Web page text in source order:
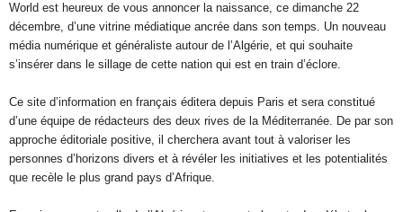
World est heureux de vous annoncer la naissance, ce dimanche 22
décembre, d’une vitrine médiatique ancrée dans son temps. Un nouveau
média numérique et généraliste autour de l’Algérie, et qui souhaite
s’insérer dans le sillage de cette nation qui est en train d’éclore.
Ce site d’information en français éditera depuis Paris et sera constitué
d’une équipe de rédacteurs des deux rives de la Méditerranée. De par son
approche éditoriale positive, il cherchera avant tout à valoriser les
personnes d’horizons divers et à révéler les initiatives et les potentialités
que recèle le plus grand pays d’Afrique.